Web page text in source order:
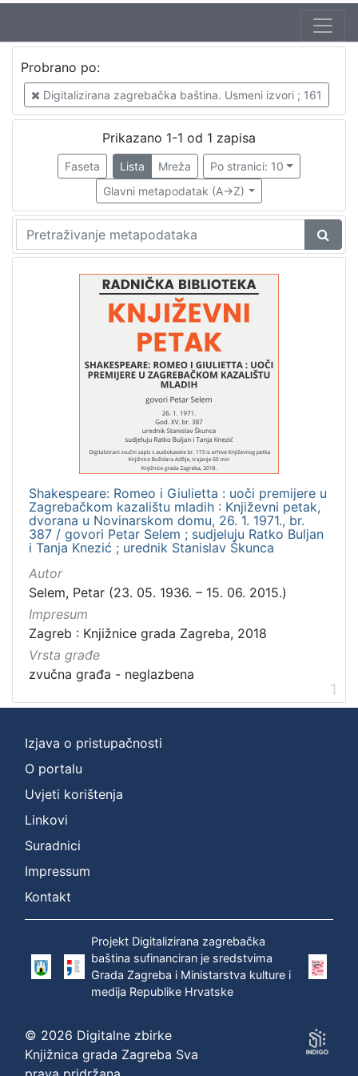
Jezik
hrvatski
cjelina
Digitalizirana zagrebačka baština
Glasovi Književnog petka
Probrano po:
Digitalizirana zagrebačka baština. Usmeni izvori ; 161
Prikazano 1-1 od 1 zapisa
Faseta Lista Mreža
Po stranici: 10
Glavni metapodatak (A->Z)
Shakespeare: Romeo i Giulietta : uoči premijere u
Zagrebačkom kazalištu mladih : Književni petak,
dvorana u Novinarskom domu, 26. 1. 1971., br.
387 / govori Petar Selem ; sudjeluju Ratko Buljan
i Tanja Knezić ; urednik Stanislav Škunca
Autor
Selem, Petar (23. 05. 1936. – 15. 06. 2015.)
Impresum
Zagreb : Knjižnice grada Zagreba, 2018
Vrsta građe
zvučna građa - neglazbena
1
Izjava o pristupačnosti
O portalu
Uvjeti korištenja
Linkovi
Suradnici
Impressum
Kontakt
Projekt Digitalizirana zagrebačka
baština sufinanciran je sredstvima
Grada Zagreba i Ministarstva kulture i
medija Republike Hrvatske
© 2026 Digitalne zbirke
Knjižnica grada Zagreba Sva